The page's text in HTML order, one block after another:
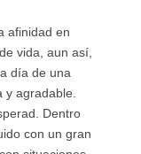
afinidad en
vida, aun así,
día de una
agradable.
Dentro
con un gran